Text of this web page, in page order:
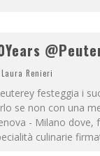
Laura Renieri
festeggia i
se non con una
- Milano dove,
culinarie